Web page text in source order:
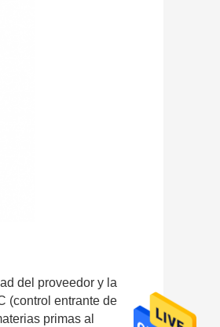
del proveedor y la
(control entrante de
primas al